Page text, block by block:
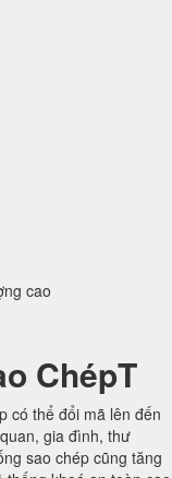
ChépT
có thể đổi mã lên đến
gia đình, thư
sao chép cũng tăng